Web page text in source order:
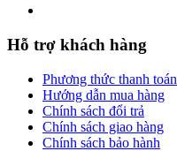
Hỗ trợ khách hàng
Phương thức thanh toán
Hướng dẫn mua hàng
Chính sách đổi trả
Chính sách giao hàng
Chính sách bảo hành